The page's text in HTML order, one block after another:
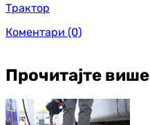
Трактор
Коментари (0)
Прочитајте више